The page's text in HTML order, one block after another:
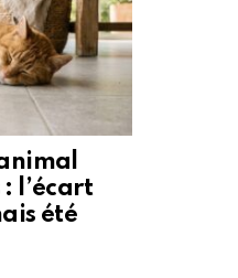
l’écart
été